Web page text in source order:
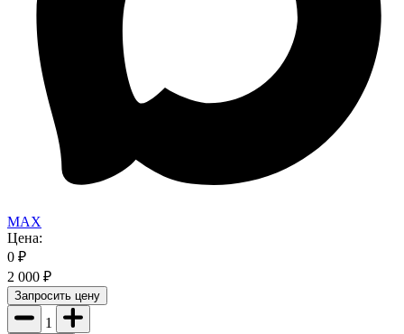
MAX
Цена:
0 ₽
2 000 ₽
Запросить цену
1